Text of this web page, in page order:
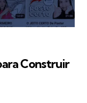
Construir